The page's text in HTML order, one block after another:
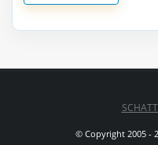
© Copyright 2005 -